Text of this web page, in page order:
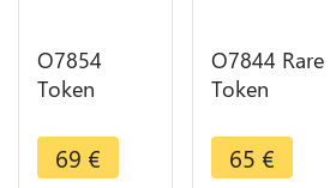
O7854
Token
Brabant
Antwerpen
69 €
O7844 Rare
Token
Albert
Isabelle
65 €